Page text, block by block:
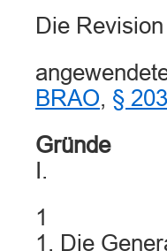
Die
BRAO, §
Gründe
I.
1
1. Die